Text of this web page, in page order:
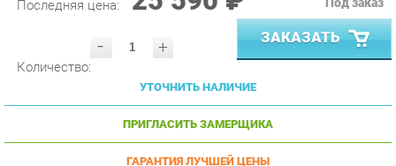
- ЗАКАЗАТЬ
УТОЧНИТЬ НАЛИЧИЕ
ПРИГЛАСИТЬ ЗАМЕРЩИКА
ГАРАНТИЯ ЛУЧШЕЙ ЦЕНЫ